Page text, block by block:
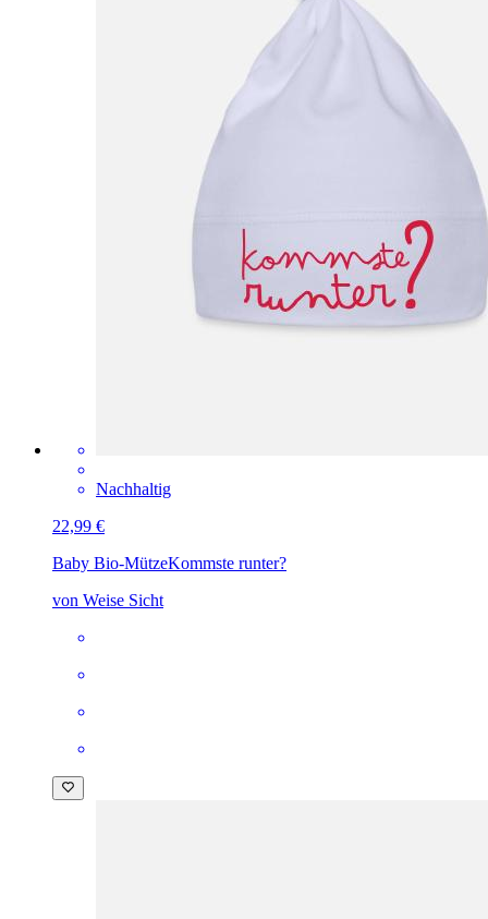
Nachhaltig
22,99 €
Baby Bio-MützeKommste runter?
von Weise Sicht